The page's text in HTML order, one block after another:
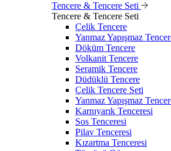
Tencere & Tencere Seti
Tencere & Tencere Seti
Çelik Tencere
Yanmaz Yapışmaz
Döküm Tencere
Volkanit Tencere
Seramik Tencere
Düdüklü Tencere
Çelik Tencere Seti
Yanmaz Yapışmaz
Karnıyarık Tenceresi
Sos Tenceresi
Pilav Tenceresi
Kızartma Tenceresi